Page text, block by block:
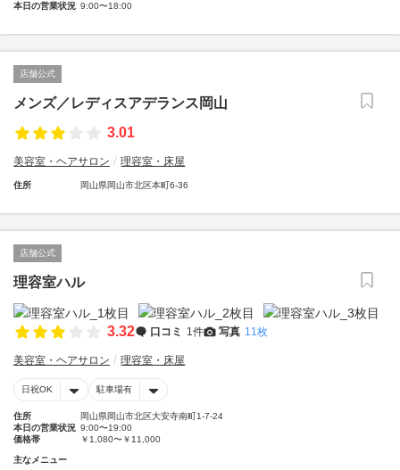
本日の営業状況 9:00〜18:00
店舗公式
メンズ／レディスアデランス岡山
3.01
美容室・ヘアサロン 理容室・床屋
住所 岡山県岡山市北区本町6-36
店舗公式
理容室ハル
3.32 口コミ 1件 写真 11枚
美容室・ヘアサロン 理容室・床屋
日祝OK 駐車場有
住所
岡山県岡山市北区大安寺南町1-7-24
本日の営業状況 9:00〜19:00
価格帯
￥1,080〜￥11,000
主なメニュー